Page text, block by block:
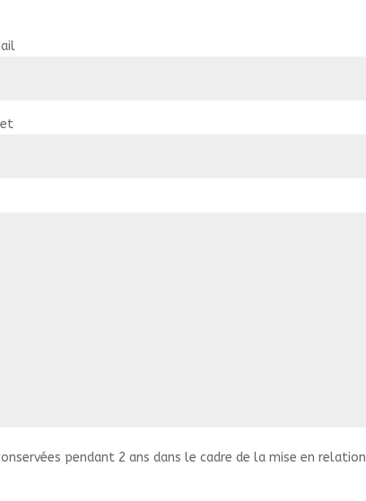
pendant 2 ans dans le cadre de la mise en relation